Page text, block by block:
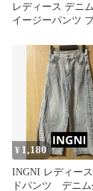
レディース デニ
イージーパンツ
¥ 1,180
INGNI レディー
ドパンツ デニ